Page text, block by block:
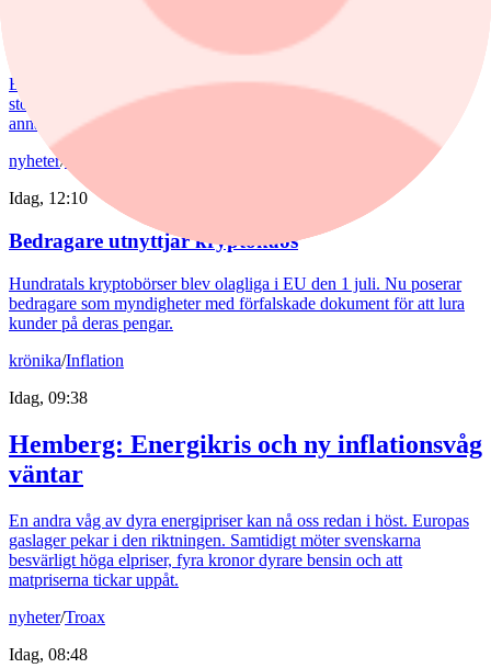
Bankerna med lägst bolåneränta
Bolåneräntorna fortsatte att sjunka i juli. Skillnaderna mellan
storbankernas bolåneräntor är små. På sparkonton är bilden en
annan.
nyheter/
Idag, 12:10
Bedragare utnyttjar kryptokaos
Hundratals kryptobörser blev olagliga i EU den 1 juli. Nu poserar
bedragare som myndigheter med förfalskade dokument för att lura
kunder på deras pengar.
krönika/Inflation
Idag, 09:38
Hemberg: Energikris och ny inflationsvåg
väntar
En andra våg av dyra energipriser kan nå oss redan i höst. Europas
gaslager pekar i den riktningen. Samtidigt möter svenskarna
besvärligt höga elpriser, fyra kronor dyrare bensin och att
matpriserna tickar uppåt.
nyheter/Troax
Idag, 08:48